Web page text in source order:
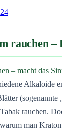
rauchen –
– macht das
Alkaloide
(sogenannte
rauchen.
man